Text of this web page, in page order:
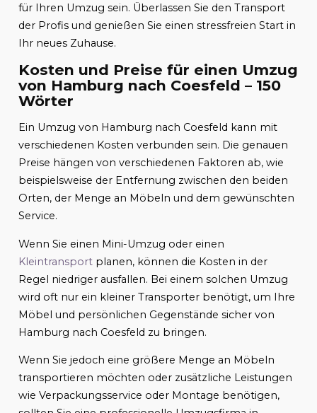
für Ihren Umzug sein. Überlassen Sie den Transport
der Profis und genießen Sie einen stressfreien Start in
Ihr neues Zuhause.
Kosten und Preise für einen Umzug
von Hamburg nach Coesfeld – 150
Wörter
Ein Umzug von Hamburg nach Coesfeld kann mit
verschiedenen Kosten verbunden sein. Die genauen
Preise hängen von verschiedenen Faktoren ab, wie
beispielsweise der Entfernung zwischen den beiden
Orten, der Menge an Möbeln und dem gewünschten
Service.
Wenn Sie einen Mini-Umzug oder einen
Kleintransportplanen, können die Kosten in der
Regel niedriger ausfallen. Bei einem solchen Umzug
wird oft nur ein kleiner Transporter benötigt, um Ihre
Möbel und persönlichen Gegenstände sicher von
Hamburg nach Coesfeld zu bringen.
Wenn Sie jedoch eine größere Menge an Möbeln
transportieren möchten oder zusätzliche Leistungen
wie Verpackungsservice oder Montage benötigen,